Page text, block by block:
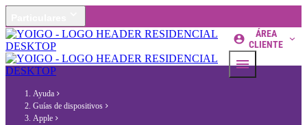
ÁREA
CLIENTE
Ayuda
Guías de dispositivos
Apple